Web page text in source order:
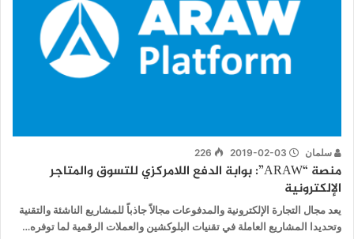
سلمان 2019-02-03
226
منصة “ARAW”: بوابة الدفع اللامركزي للتسوق والمتاجر
الإلكترونية
يعد مجال التجارة الإلكترونية والمدفوعات مجالاً جاذباً للمشاريع الناشئة والتقنية
وتحديدا المشاريع العاملة في تقنيات البلوكشين والعملات الرقمية لما توفره…